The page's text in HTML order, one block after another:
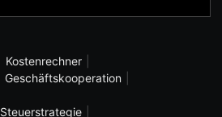
Kostenrechner
Geschäftskooperation
Steuerstrategie